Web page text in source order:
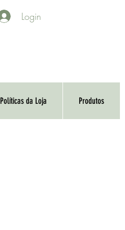
Login
Políticas da Loja Produtos